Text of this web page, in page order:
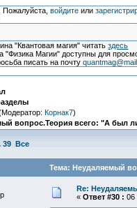
Пожалуйста, войдитеили
"Квантовая магия" читатьздесь
"Физика Магии" доступны для
писать на почту
Корнак7)
вопрос.Теория всего: "А был
39 Все
Тема: Неудаляемый
Re:
« Ответ #30 : 06